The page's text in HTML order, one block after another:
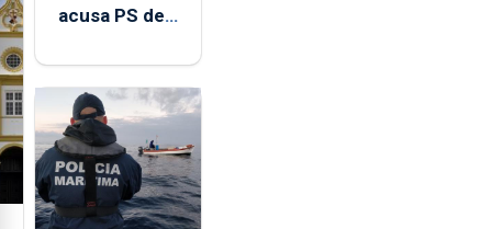
acusa PS de
contraditória"
sobre
evolução
turística